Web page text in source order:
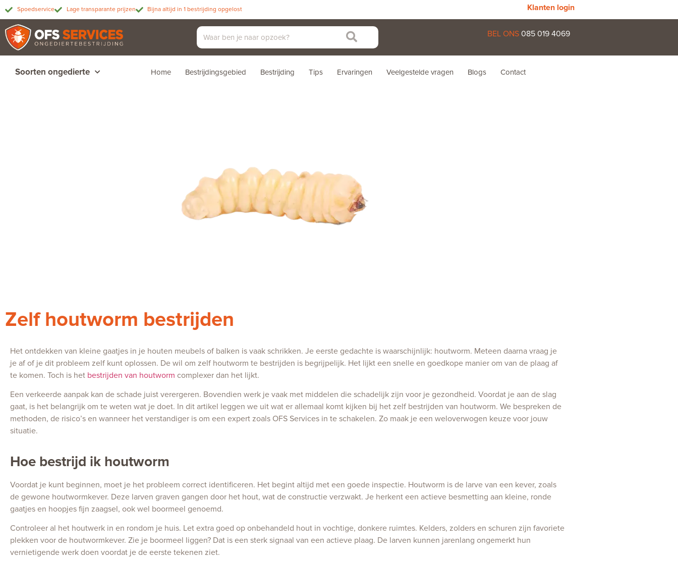
Spoedservice Lage transparante prijzen Bijna altijd in 1 bestrijding opgelost Klanten login
BEL ONS 085 019 4069
Soorten ongedierte Home Bestrijdingsgebied Bestrijding Tips Ervaringen Veelgestelde vragen Blogs Contact
Zelf houtworm bestrijden
Het ontdekken van kleine gaatjes in je houten meubels of balken is vaak schrikken. Je eerste gedachte is waarschijnlijk: houtworm. Meteen daarna vraag je
je af of je dit probleem zelf kunt oplossen. De wil om zelf houtworm te bestrijden is begrijpelijk. Het lijkt een snelle en goedkope manier om van de plaag af
te komen. Toch is het bestrijden van houtworm complexer dan het lijkt.
Een verkeerde aanpak kan de schade juist verergeren. Bovendien werk je vaak met middelen die schadelijk zijn voor je gezondheid. Voordat je aan de slag
gaat, is het belangrijk om te weten wat je doet. In dit artikel leggen we uit wat er allemaal komt kijken bij het zelf bestrijden van houtworm. We bespreken de
methoden, de risico’s en wanneer het verstandiger is om een expert zoals OFS Services in te schakelen. Zo maak je een weloverwogen keuze voor jouw
situatie.
Hoe bestrijd ik houtworm
Voordat je kunt beginnen, moet je het probleem correct identificeren. Het begint altijd met een goede inspectie. Houtworm is de larve van een kever, zoals
de gewone houtwormkever. Deze larven graven gangen door het hout, wat de constructie verzwakt. Je herkent een actieve besmetting aan kleine, ronde
gaatjes en hoopjes fijn zaagsel, ook wel boormeel genoemd.
Controleer al het houtwerk in en rondom je huis. Let extra goed op onbehandeld hout in vochtige, donkere ruimtes. Kelders, zolders en schuren zijn favoriete
plekken voor de houtwormkever. Zie je boormeel liggen? Dat is een sterk signaal van een actieve plaag. De larven kunnen jarenlang ongemerkt hun
vernietigende werk doen voordat je de eerste tekenen ziet.